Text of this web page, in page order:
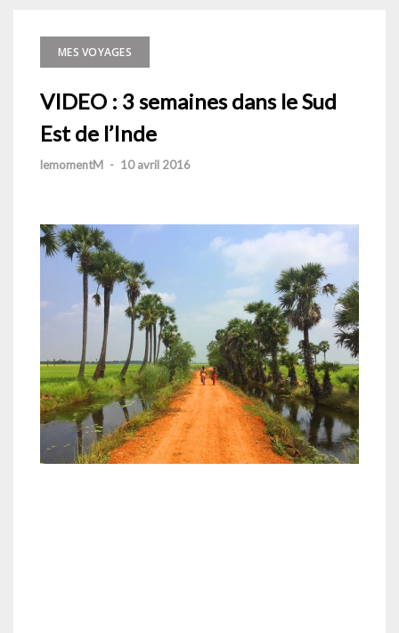
MES VOYAGES
VIDEO : 3 semaines dans le Sud
Est de l’Inde
lemomentM - 10 avril 2016